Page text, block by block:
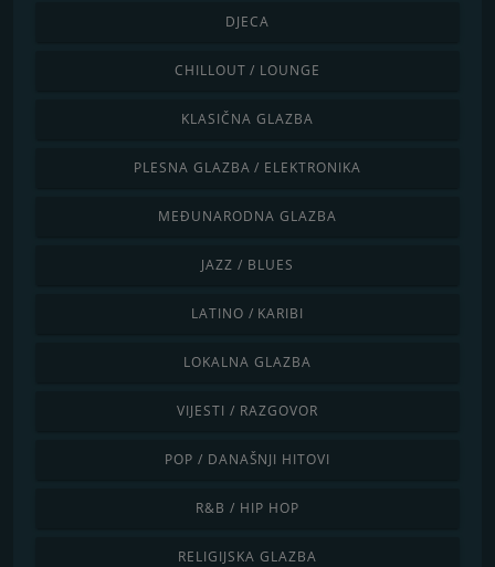
DJECA
CHILLOUT / LOUNGE
KLASIČNA GLAZBA
PLESNA GLAZBA / ELEKTRONIKA
MEĐUNARODNA GLAZBA
JAZZ / BLUES
LATINO / KARIBI
LOKALNA GLAZBA
VIJESTI / RAZGOVOR
POP / DANAŠNJI HITOVI
R&B / HIP HOP
RELIGIJSKA GLAZBA